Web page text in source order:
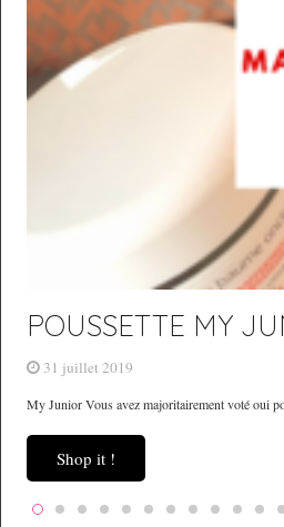
POUSSETTE MY
31 juillet 2019
My Junior Vous avez majoritairement voté oui
Shop it !